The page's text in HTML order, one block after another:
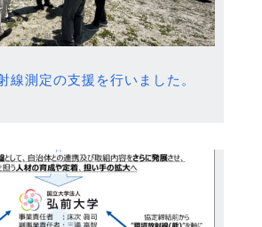
線測定の支援を行いました。